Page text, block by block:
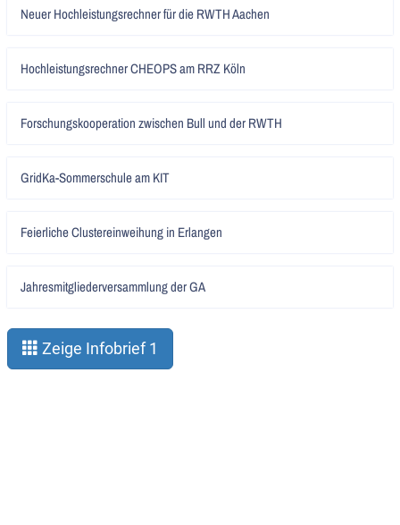
Neuer Hochleistungsrechner für die RWTH Aachen
Hochleistungsrechner CHEOPS am RRZ Köln
Forschungskooperation zwischen Bull und der RWTH
GridKa-Sommerschule am KIT
Feierliche Clustereinweihung in Erlangen
Jahresmitgliederversammlung der GA
Zeige Infobrief 1